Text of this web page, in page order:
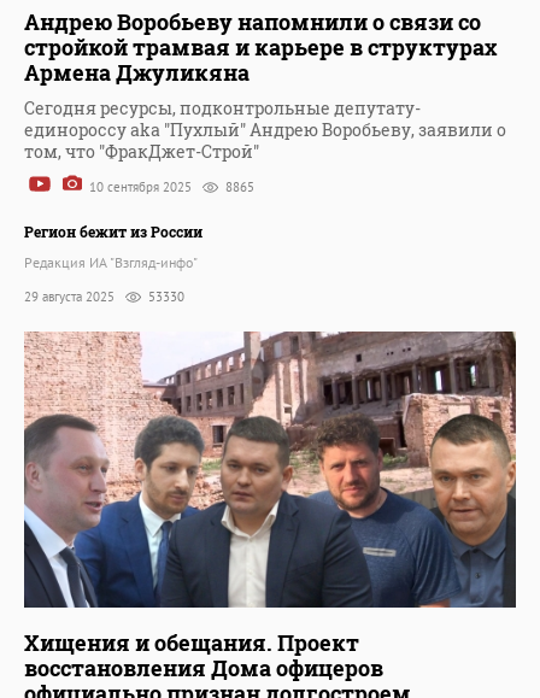
Андрею Воробьеву напомнили о связи со
стройкой трамвая и карьере в структурах
Армена Джуликяна
Сегодня ресурсы, подконтрольные депутату-
единороссу aka "Пухлый" Андрею Воробьеву, заявили о
том, что "ФракДжет-Строй"
10 сентября 2025 8865
Регион бежит из России
Редакция ИА "Взгляд-инфо"
29 августа 2025 53330
Хищения и обещания. Проект
восстановления Дома офицеров